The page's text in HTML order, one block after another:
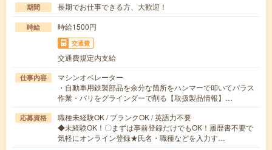
期間 長期でお仕事できる方、大歓迎！
時給 時給1500円
交通費
交通費規定内支給
仕事内容
マシンオペレーター
・自動車用鉄製部品を余分な箇所をハンマーで叩いてバラス
作業・バリをグラインダーで削る【取扱製品情報】…
応募資格
職種未経験OK / ブランクOK / 英語力不要
◆未経験OK！〇まずは事前登録だけでもOK！履歴書不要で
気軽にオンライン登録★氏名・職種などを入力す…